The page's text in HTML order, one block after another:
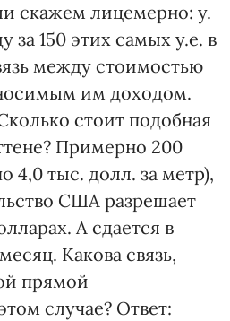
скажем лицемерно: у.
за 150 этих самых у.е. в
между стоимостью
им доходом.
стоит подобная
Примерно 200
4,0 тыс. долл. за метр),
США разрешает
А сдается в
Какова связь,
прямой
случае? Ответ: